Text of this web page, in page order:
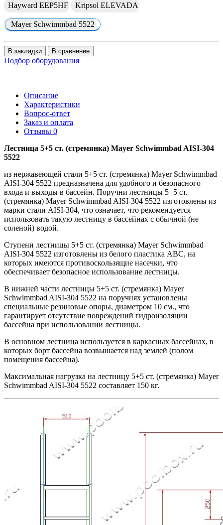
Hayward EEP5HF Kripsol ELEVADA
Mayer Schwimmbad 5522
В закладки В сравнение
Подбор оборудования
Описание
Характеристики
Вопрос-ответ
Заказ и оплата
Отзывы 0
Лестница 5+5 ст. (стремянка) Mayer Schwimmbad AISI-304
5522
из нержавеющей стали 5+5 ст. (стремянка) Mayer Schwimmbad
AISI-304 5522 предназначена для удобного и безопасного
входа и выходы в бассейн. Поручни лестницы 5+5 ст.
(стремянка) Mayer Schwimmbad AISI-304 5522 изготовлены из
марки стали AISI-304, что означает, что рекомендуется
использовать такую лестницу в бассейнах с обычной (не
соленой) водой.
Ступени лестницы 5+5 ст. (стремянка) Mayer Schwimmbad
AISI-304 5522 изготовлены из белого пластика АВС, на
которых имеются противоскользящие насечки, что
обеспечивает безопасное использование лестницы.
В нижней части лестницы 5+5 ст. (стремянка) Mayer
Schwimmbad AISI-304 5522 на поручнях установлены
специальные резиновые опоры, диаметром 10 см., что
гарантирует отсутствие повреждений гидроизоляции
бассейна при использовании лестницы.
В основном лестница используется в каркасных бассейнах, в
которых борт бассейна возвышается над землей (полом
помещения бассейна).
Максимальная нагрузка на лестницу 5+5 ст. (стремянка) Mayer
Schwimmbad AISI-304 5522 составляет 150 кг.